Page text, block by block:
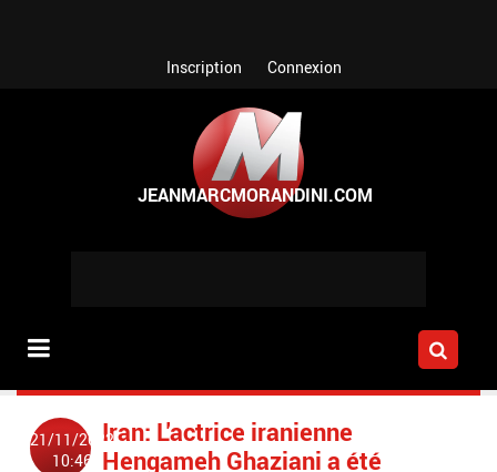
Inscription Connexion
21/11/2022
10:46
Iran: L'actrice iranienne
Hengameh Ghaziani a été